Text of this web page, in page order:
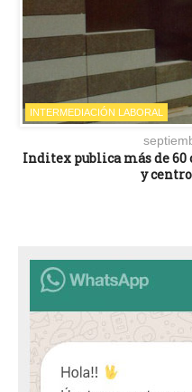
INTERMEDIACIÓN LABORAL
Inditex publica más de 60
y